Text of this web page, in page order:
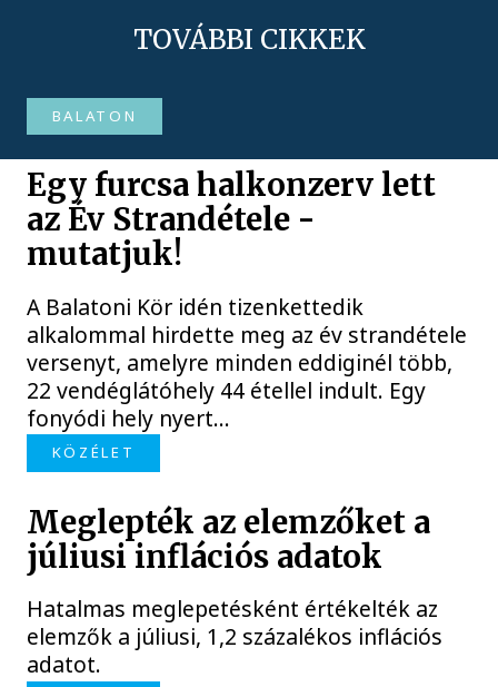
TOVÁBBI CIKKEK
BALATON
Egy furcsa halkonzerv lett
az Év Strandétele -
mutatjuk!
A Balatoni Kör idén tizenkettedik
alkalommal hirdette meg az év strandétele
versenyt, amelyre minden eddiginél több,
22 vendéglátóhely 44 étellel indult. Egy
fonyódi hely nyert...
KÖZÉLET
Meglepték az elemzőket a
júliusi inflációs adatok
Hatalmas meglepetésként értékelték az
elemzők a júliusi, 1,2 százalékos inflációs
adatot.